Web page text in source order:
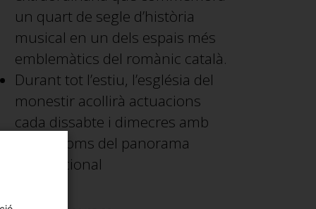
un quart de segle d’història
musical en un dels espais més
emblemàtics del romànic català.
Durant tot l’estiu, l’església del
monestir acollirà actuacions
cada dissabte i dimecres amb
grans noms del panorama
internacional